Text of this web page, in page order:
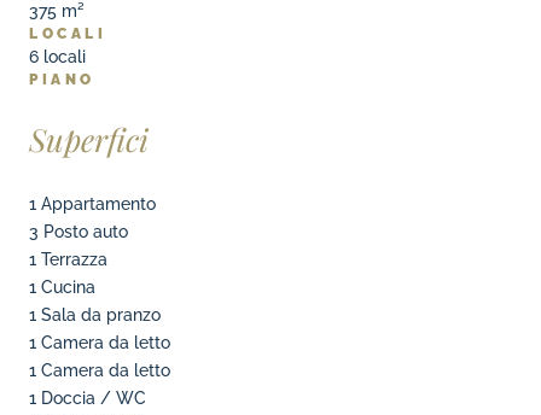
375 m²
LOCALI
6 locali
PIANO
Superfici
1 Appartamento
3 Posto auto
1 Terrazza
1 Cucina
1 Sala da pranzo
1 Camera da letto
1 Camera da letto
1 Doccia / WC